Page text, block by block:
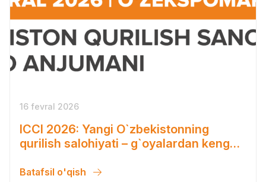
16 fevral 2026
ICCI 2026: Yangi O`zbekistonning
qurilish salohiyati – g`oyalardan keng
Batafsil o'qish